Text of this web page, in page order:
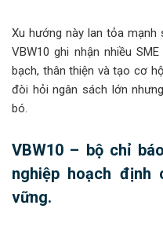
Xu hướng này lan tỏa mạnh
VBW10 ghi nhận nhiều
bạch, thân thiện và tạo cơ
đòi hỏi ngân sách lớn
bó.
VBW10 – bộ chỉ
nghiệp hoạch định
vững.